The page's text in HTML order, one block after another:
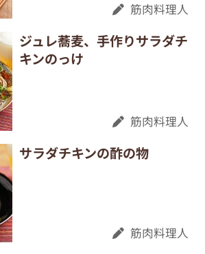
筋肉料理人
ジュレ蕎麦、手作りサラダチ
キンのっけ
筋肉料理人
サラダチキンの酢の物
筋肉料理人